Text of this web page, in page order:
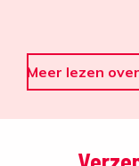
Meer lezen